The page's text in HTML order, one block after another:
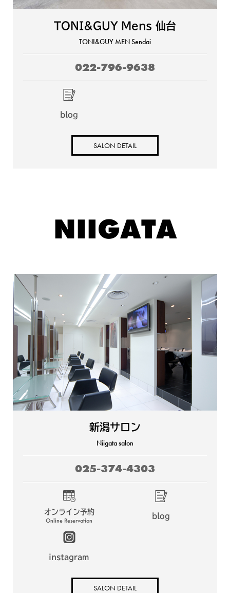
TONI&GUY Mens 仙台
TONI&GUY MEN Sendai
022-796-9638
blog
SALON DETAIL
NIIGATA
新潟サロン
Niigata salon
025-374-4303
オンライン予約
Online Reservation
blog
instagram
SALON DETAIL